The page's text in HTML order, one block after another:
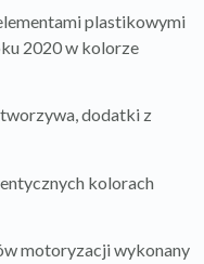
plastikowymi
2020 w kolorze
dodatki z
kolorach
motoryzacji wykonany